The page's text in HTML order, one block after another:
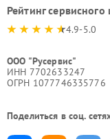
Рейтинг сервисного
4.9-5.0
ООО "Русервис"
ИНН 7702633247
ОГРН 1077746335776
Поделиться в соц.